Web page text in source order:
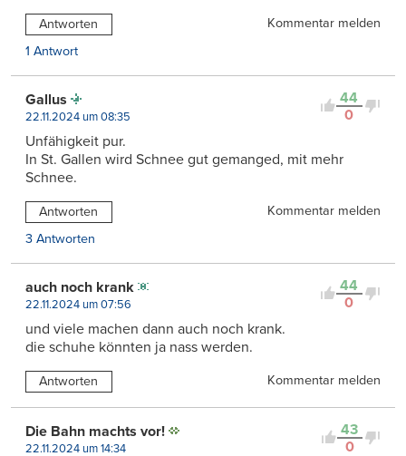
Antworten
Kommentar melden
1 Antwort
44
0
Gallus
22.11.2024 um 08:35
Unfähigkeit pur.
In St. Gallen wird Schnee gut gemanged, mit mehr
Schnee.
Antworten
Kommentar melden
3 Antworten
44
0
auch noch krank
22.11.2024 um 07:56
und viele machen dann auch noch krank.
die schuhe könnten ja nass werden.
Antworten Kommentar melden
43
0
Die Bahn machts vor!
22.11.2024 um 14:34